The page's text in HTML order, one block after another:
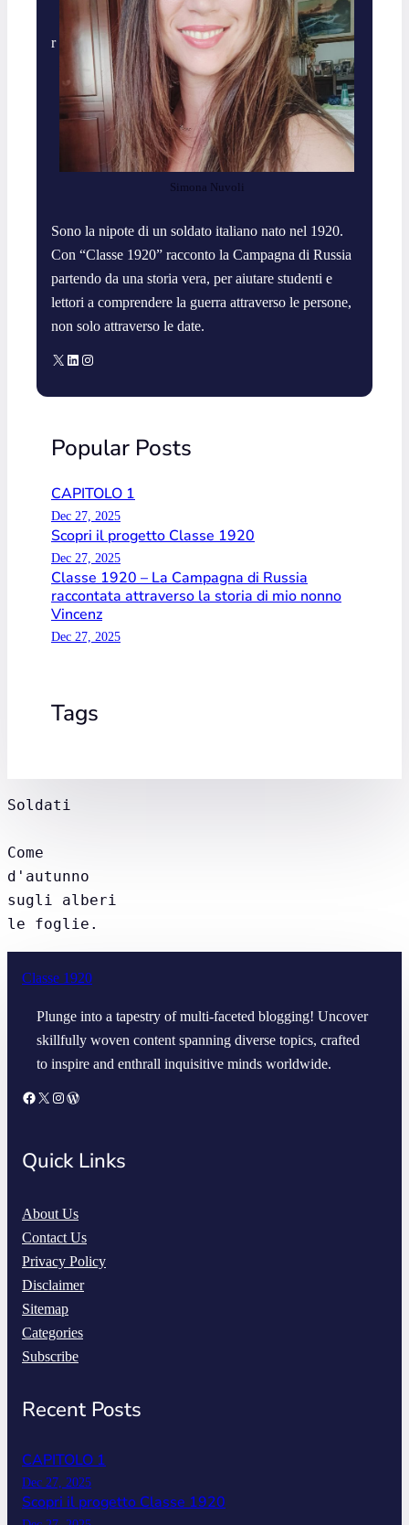
r
Simona Nuvoli
Sono la nipote di un soldato italiano nato nel 1920.
Con “Classe 1920” racconto la Campagna di Russia
partendo da una storia vera, per aiutare studenti e
lettori a comprendere la guerra attraverso le persone,
non solo attraverso le date.
X LinkedIn Instagram
Popular Posts
CAPITOLO 1
Dec 27, 2025
Scopri il progetto Classe 1920
Dec 27, 2025
Classe 1920 – La Campagna di Russia
raccontata attraverso la storia di mio nonno
Vincenz
Dec 27, 2025
Tags
Soldati
Come
d'autunno
sugli alberi
le foglie.
Classe 1920
Plunge into a tapestry of multi-faceted blogging! Uncover
skillfully woven content spanning diverse topics, crafted
to inspire and enthrall inquisitive minds worldwide.
Facebook X https://www.instagram.com/classe_1920/ WordPress
Quick Links
About Us
Contact Us
Privacy Policy
Disclaimer
Sitemap
Categories
Subscribe
Recent Posts
CAPITOLO 1
Dec 27, 2025
Scopri il progetto Classe 1920